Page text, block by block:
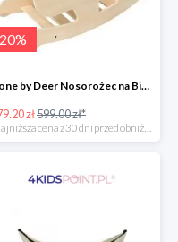
20%
Done by Deer Nosorożec na Biegunach -20%
zł599.00 zł*
*najniższa cena z 30 dni przed obniżką